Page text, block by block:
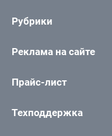
Рубрики
Реклама на сайте
Прайс-лист
Техподдержка